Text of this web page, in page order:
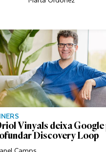
Vinyals deixa Google
Discovery Loop